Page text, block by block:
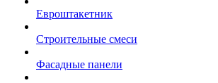
Евроштакетник
Строительные смеси
Фасадные панели